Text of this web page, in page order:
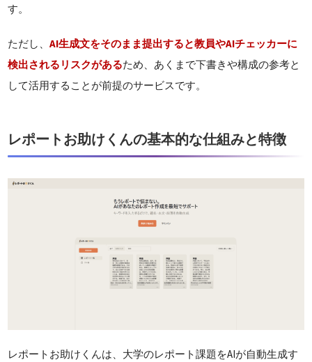
す。
ただし、AI生成文をそのまま提出すると教員やAIチェッカーに
検出されるリスクがあるため、あくまで下書きや構成の参考と
して活用することが前提のサービスです。
レポートお助けくんの基本的な仕組みと特徴
レポートお助けくんは、大学のレポート課題をAIが自動生成す